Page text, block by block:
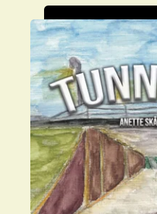
Om Stora
Olivia tipsar
Vinnare
FAQ
För bibliotek